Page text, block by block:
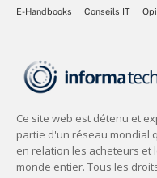
E-Handbooks Conseils IT